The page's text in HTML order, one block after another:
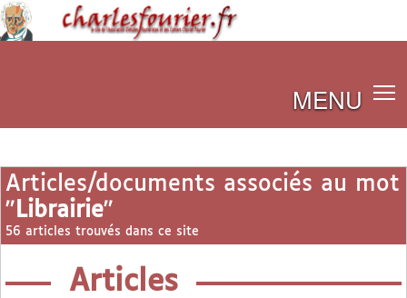
MENU
Articles/documents associés au mot
" Librairie"
56 articles trouvés dans ce site
Articles